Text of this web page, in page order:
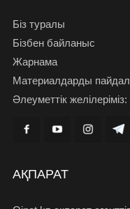
Біз туралы
Бізбен байланыс
Жарнама
Материалдарды
Әлеуметтік желілеріміз:
АҚПАРАТ